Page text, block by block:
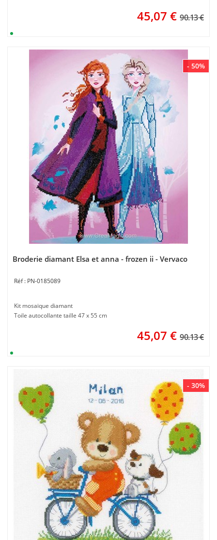
45,07 € 90.13 €
- 50%
Broderie diamant Elsa et anna - frozen ii - Vervaco
PN-0185089
Kit mosaïque diamant
Toile autocollante taille 47 x 55 cm
45,07 € 90.13 €
- 30%